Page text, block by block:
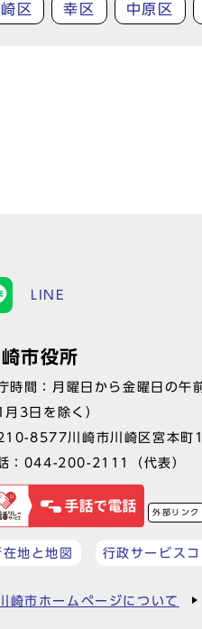
区 幸区 中原区
LINE
市役所
時間：月曜日から金曜日の
月3日を除く）
8577川崎市川崎区宮本町
： 044-200-2111 （代表）
外部リンク
在地と地図 行政サービス
崎市ホームページについて